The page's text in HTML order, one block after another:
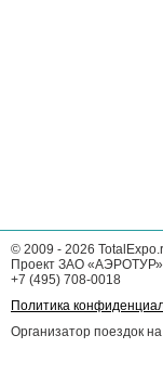
© 2009 - 2026
Проект ЗАО «АЭРОТУР»
+7 (495) 708-0018
Политика
Организатор поездок